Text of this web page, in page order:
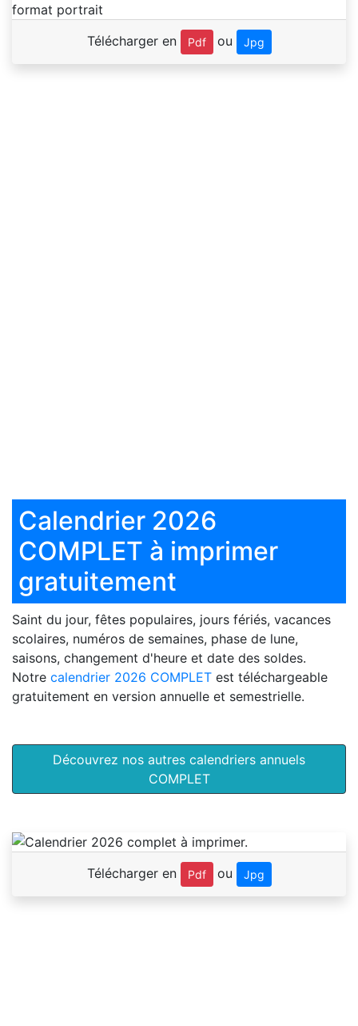
Télécharger en Pdf ou Jpg
Calendrier 2026
COMPLET à imprimer
gratuitement
Saint du jour, fêtes populaires, jours fériés, vacances
scolaires, numéros de semaines, phase de lune,
saisons, changement d'heure et date des soldes.
Notre calendrier 2026 COMPLET est téléchargeable
gratuitement en version annuelle et semestrielle.
Découvrez nos autres calendriers annuels
COMPLET
Télécharger en Pdf ou Jpg